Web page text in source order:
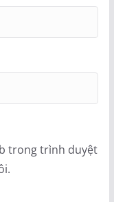
trong trình duyệt